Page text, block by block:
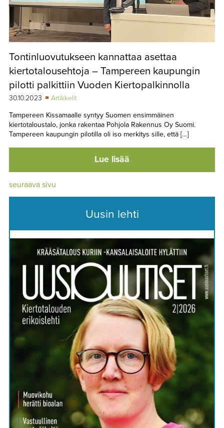
Tontinluovutukseen kannattaa asettaa
kiertotalousehtoja – Tampereen kaupungin
pilotti palkittiin Vuoden Kiertopalkinnolla
30.10.2023
Artikkelit
Tampereen Kissamaalle syntyy Suomen ensimmäinen
kiertotaloustalo, jonka rakentaa Pohjola Rakennus Oy Suomi.
Tampereen kaupungin pilotilla oli iso merkitys sille, että […]
Lue lisää
seuraava sivu
Uusin lehti